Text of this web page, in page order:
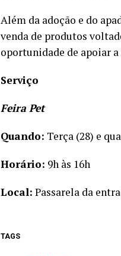
Além da adoção e do
venda de produtos
oportunidade de apoiar
Serviço
Feira Pet
Quando: Terça (28) e
Horário: 9h às 16h
Local: Passarela da
TAGS